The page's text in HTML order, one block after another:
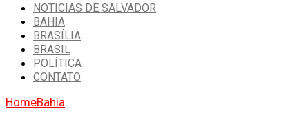
NOTICIAS DE SALVADOR
BAHIA
BRASÍLIA
BRASIL
POLÍTICA
CONTATO
HomeBahia